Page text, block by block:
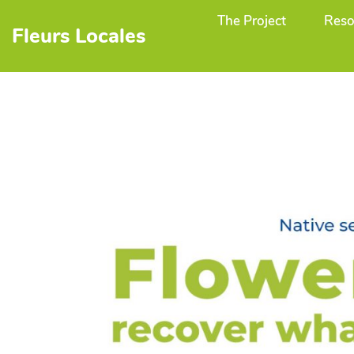
Fleurs Locales
The Project